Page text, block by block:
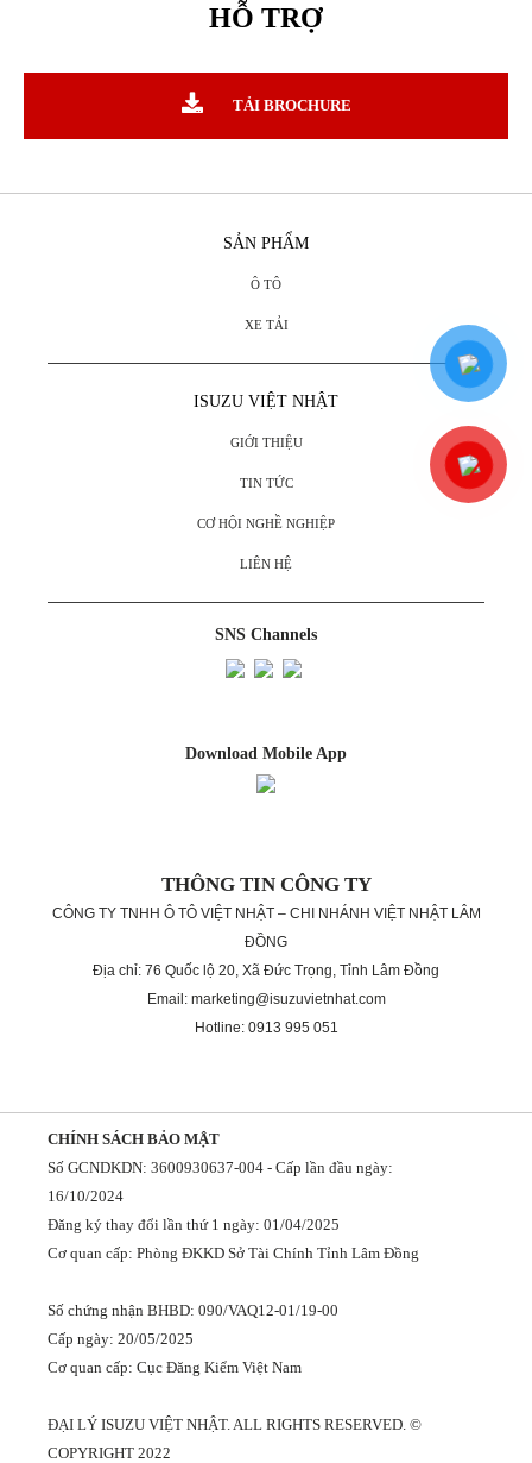
HỖ TRỢ
TẢI BROCHURE
SẢN PHẨM
Ô TÔ
XE TẢI
ISUZU VIỆT NHẬT
GIỚI THIỆU
TIN TỨC
CƠ HỘI NGHỀ NGHIỆP
LIÊN HỆ
SNS Channels
Download Mobile App
THÔNG TIN CÔNG TY
CÔNG TY TNHH Ô TÔ VIỆT NHẬT – CHI NHÁNH VIỆT NHẬT LÂM
ĐỒNG
Địa chỉ: 76 Quốc lộ 20, Xã Đức Trọng, Tỉnh Lâm Đồng
Email: marketing@isuzuvietnhat.com
Hotline: 0913 995 051
CHÍNH SÁCH BẢO MẬT
Số GCNDKDN: 3600930637-004 - Cấp lần đầu ngày:
16/10/2024
Đăng ký thay đổi lần thứ 1 ngày: 01/04/2025
Cơ quan cấp: Phòng ĐKKD Sở Tài Chính Tỉnh Lâm Đồng
Số chứng nhận BHBD: 090/VAQ12-01/19-00
Cấp ngày: 20/05/2025
Cơ quan cấp: Cục Đăng Kiểm Việt Nam
ĐẠI LÝ ISUZU VIỆT NHẬT. ALL RIGHTS RESERVED. ©
COPYRIGHT 2022